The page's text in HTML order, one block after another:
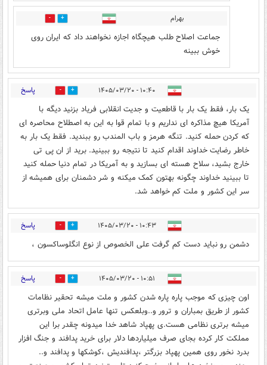
بهرام 0
جماعت اصلاح طلب هیچگاه اجازه نخواهند داد که ایران روی
خوش ببینه
۱۰:۴۰ - ۱۴۰۵/۰۳/۲۰ 0 پاسخ
یک بار، فقط یک بار با قاطعیت و جدیت انقلابی فریاد بزنید دیگه با
آمریکا هیچ مذاکره ای نداریم و با تمام قوا به این به اصطلاح محاصره ای
که کردن حمله کنید. تنگه هرمز و باب المندب رو ببندید. فقط یک بار به
خاطر رضایت خداوند اقدام کنید تا نتیجه رو ببینید. برید از ان پی تی
خارج بشید، سلاح هسته ای بسازید و به آمریکا در تمام دنیا حمله کنید
تا ببینید خداوند چگونه بهتون کمک میکنه و شر دشمنان برای همیشه از
سر این کشور و ملت کم خواهد شد.
۱۰:۴۳ - ۱۴۰۵/۰۳/۲۰ 0 پاسخ
دشمن رو نباید دست کم گرفت علی الخصوص از نوع انگلوساکسون ،
۱۰:۵۱ - ۱۴۰۵/۰۳/۲۰ 0 پاسخ
اون چیزی که موجب پاره پاره شدن کشور و ملت میشه تحقیر نظامات
کشور از طریق بمباران و ترور و..وبلعکس تنها عامل اتحاد ملی وبرتری
میشه برتری نظامی هست.ی پهپاد شاهد خدا میدونه چقدر برا این
مملکت کار کرده بجای صرف میلیاردها دلار برای خرید پدافند و جنگ افزار
بدرد نخور روی همین پهپاد بزرگتر ،پدافندیش ،کوشکها و پدافند و..